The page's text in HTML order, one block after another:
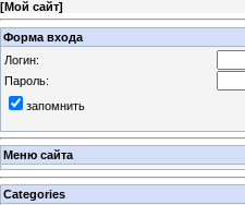
[Мой сайт]
Форма входа
Логин:
Пароль:
запомнить
Меню сайта
Categories